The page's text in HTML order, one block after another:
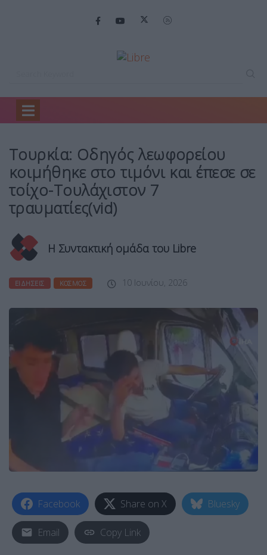
Home
Τουρκία: Οδηγός λεωφορείου
κοιμήθηκε στο τιμόνι και έπεσε σε
τοίχο-Τουλάχιστον 7
τραυματίες(vid)
Η Συντακτική ομάδα του Libre
ΕΙΔΉΣΕΙΣ ΚΌΣΜΟΣ 10 Ιουνίου, 2026
Facebook Share on X Bluesky
Email Copy Link